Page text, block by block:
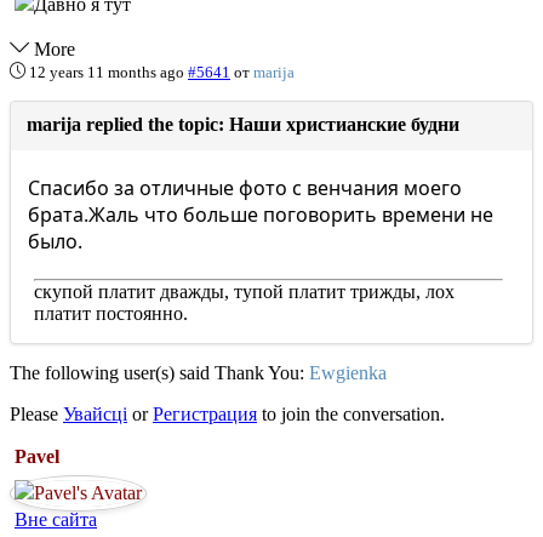
More
12 years 11 months ago #5641 от marija
marija replied the topic: Наши христианские будни
Спасибо за отличные фото с венчания моего
брата.Жаль что больше поговорить времени не
было.
скупой платит дважды, тупой платит трижды, лох
платит постоянно.
The following user(s) said Thank You: Ewgienka
Please Увайсці orРегистрация to join the conversation.
Pavel
Вне сайта